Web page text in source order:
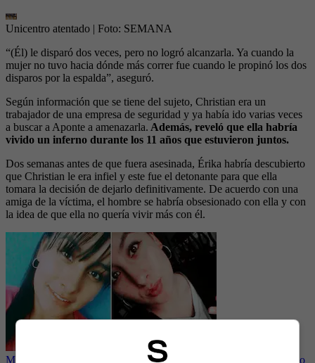
Unicentro atentado | Foto: SEMANA
“(Él) le disparó dos veces, pero no logró alcanzarla. Ya cuando la
mujer no tuvo hacia dónde más correr fue cuando le propinó los dos
disparos por la espalda”, aseguró.
Según información que se tiene del sujeto, Christian era un
trabajador de una empresa de seguridad y ya había ido varias veces
a buscar a Aponte a amenazarla. Además, reveló que ella habría
vivido un inferno durante los 11 años que estuvieron juntos.
Dos semanas antes de que fuera asesinada, Érika habría descubierto
que Christian le era infiel y este fue el detonante para que ella
tomara la decisión de dejarlo definitivamente. De acuerdo con una
amiga de la víctima, el hombre se habría obsesionado con ella y con
la idea de que ella no quería vivir más con él.
Mensaje en redes de la madre de mujer asesinada en Unicentro, “no